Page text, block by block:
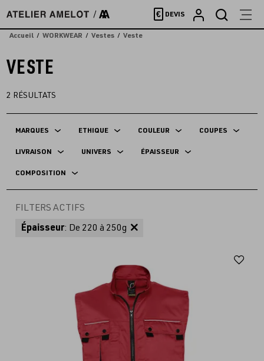
directement
au
€ DEVIS
Accueil WORKWEAR Vestes Veste
VESTE
2 RÉSULTATS
MARQUES ETHIQUE COULEUR COUPES
LIVRAISON UNIVERS ÉPAISSEUR
COMPOSITION
FILTERS ACTIFS
Épaisseur: De 220 à 250g